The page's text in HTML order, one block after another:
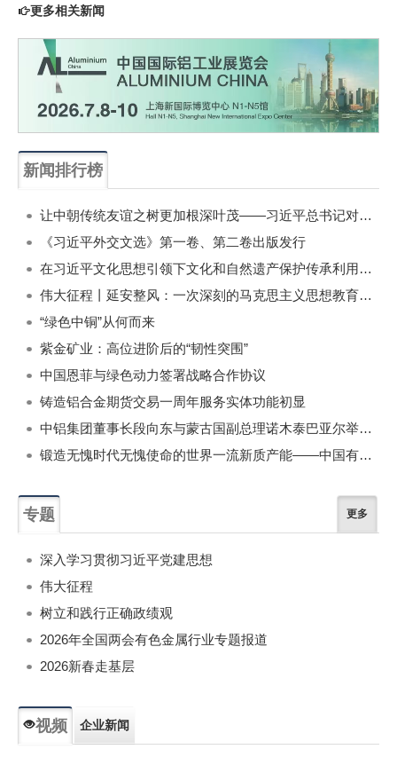
更多相关新闻
新闻排行榜
让中朝传统友谊之树更加根深叶茂——习近平总书记对朝鲜进行国事访问纪实
《习近平外交文选》第一卷、第二卷出版发行
在习近平文化思想引领下文化和自然遗产保护传承利用工作开创新局面
伟大征程丨延安整风：一次深刻的马克思主义思想教育运动
“绿色中铜”从何而来
紫金矿业：高位进阶后的“韧性突围”
中国恩菲与绿色动力签署战略合作协议
铸造铝合金期货交易一周年服务实体功能初显
中铝集团董事长段向东与蒙古国副总理诺木泰巴亚尔举行会谈
锻造无愧时代无愧使命的世界一流新质产能——中国有色金属工业的战略应对与破局之道（二）
专题 更多
深入学习贯彻习近平党建思想
伟大征程
树立和践行正确政绩观
2026年全国两会有色金属行业专题报道
2026新春走基层
视频 企业新闻